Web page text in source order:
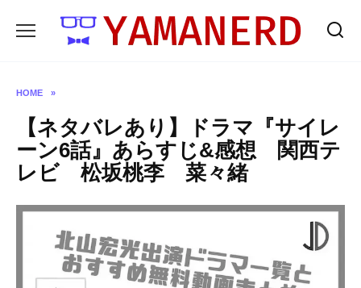
HOME »
【ネタバレあり】ドラマ『サイレ
ーン6話』あらすじ&感想 関西テ
レビ 松坂桃李 菜々緒